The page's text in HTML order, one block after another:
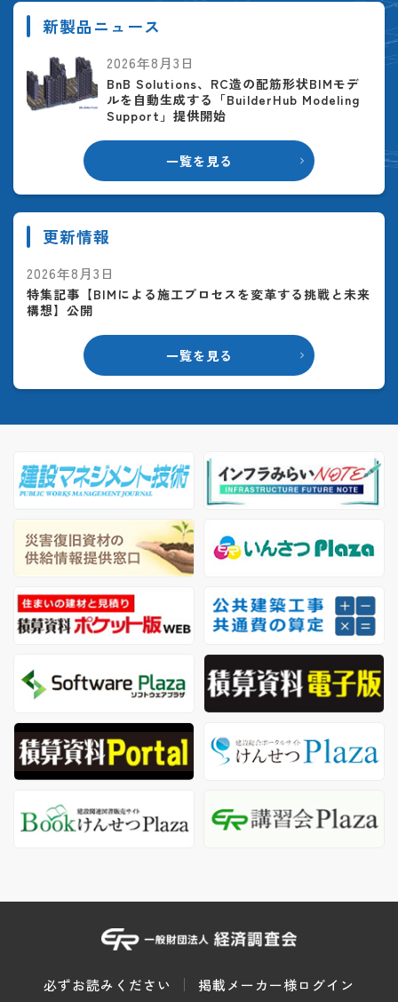
新製品ニュース
一覧を見る
2026年8月3日
BnB Solutions、RC造の配筋形状BIMモデ
ルを自動生成する「BuilderHub Modeling
Support」提供開始
更新情報
一覧を見る
2026年8月3日
特集記事【BIMによる施工プロセスを変革する挑戦と未来
構想】公開
必ずお読みください 掲載メーカー様ログイン